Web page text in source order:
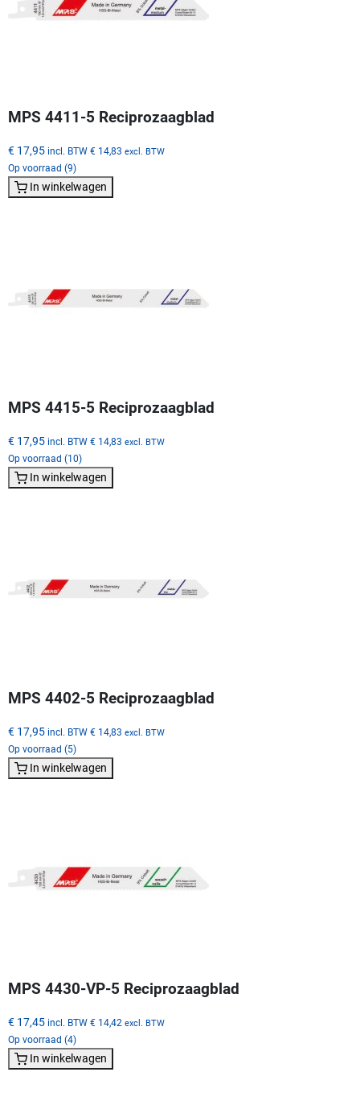
MPS 4411-5 Reciprozaagblad
€ 17,95 incl. BTW € 14,83 excl. BTW
Op voorraad (9)
In winkelwagen
MPS 4415-5 Reciprozaagblad
€ 17,95 incl. BTW € 14,83 excl. BTW
Op voorraad (10)
In winkelwagen
MPS 4402-5 Reciprozaagblad
€ 17,95 incl. BTW € 14,83 excl. BTW
Op voorraad (5)
In winkelwagen
MPS 4430-VP-5 Reciprozaagblad
€ 17,45 incl. BTW € 14,42 excl. BTW
Op voorraad (4)
In winkelwagen